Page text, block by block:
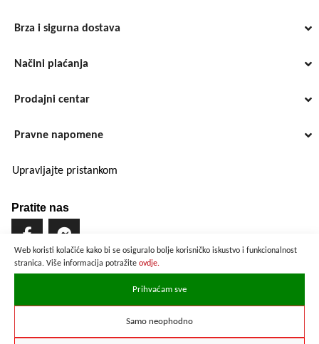
Web koristi kolačiće kako bi se osiguralo bolje korisničko iskustvo i funkcionalnost
stranica. Više informacija potražite ovdje.
Prihvaćam sve
Samo neophodno
Brza i sigurna dostava
Načini plaćanja
Prodajni centar
Pravne napomene
Upravljajte pristankom
Pratite nas
Brzo i sigurno plaćanje
Prikazane cijene su preračunate po službenom tečaju u iznosu od
1 EUR = 7,53450 HRK